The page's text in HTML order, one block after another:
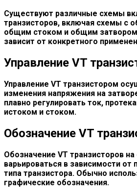
Существуют различные схемы
транзисторов, включая схемы с
общим стоком и общим
зависит от конкретного
Управление VT
Управление VT транзистором
изменения напряжения на
плавно регулировать ток,
истоком и стоком.
Обозначение VT
Обозначение VT транзисторов
варьироваться в зависимости от
типа транзистора. Обычно
графические обозначения.